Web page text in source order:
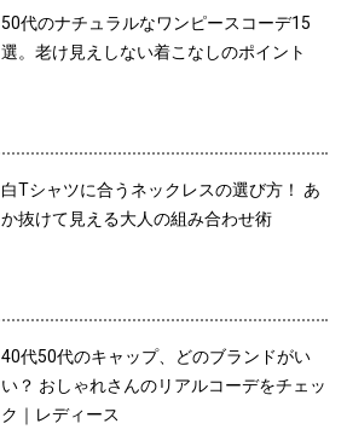
50代のナチュラルなワンピースコーデ15
選。老け見えしない着こなしのポイント
白Tシャツに合うネックレスの選び方！ あ
か抜けて見える大人の組み合わせ術
40代50代のキャップ、どのブランドがい
い？ おしゃれさんのリアルコーデをチェッ
ク｜レディース